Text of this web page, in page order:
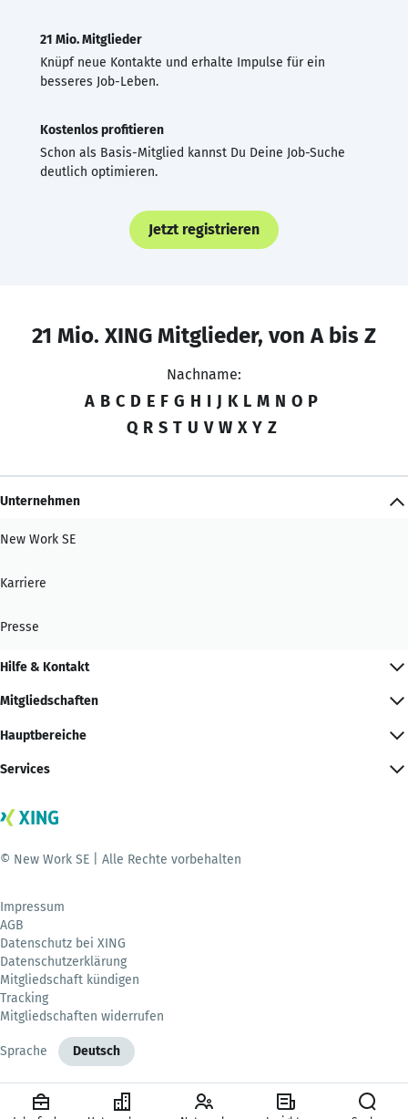
21 Mio. Mitglieder
Knüpf neue Kontakte und erhalte Impulse für ein
besseres Job-Leben.
Kostenlos profitieren
Schon als Basis-Mitglied kannst Du Deine Job-Suche
deutlich optimieren.
Jetzt registrieren
21 Mio. XING Mitglieder, von A bis Z
Nachname:
A B C D E F G H I J K L M N O P
Q R S T U V W X Y Z
Unternehmen
New Work SE
Karriere
Presse
Hilfe & Kontakt
Mitgliedschaften
Hauptbereiche
Services
© New Work SE | Alle Rechte vorbehalten
Impressum
AGB
Datenschutz bei XING
Datenschutzerklärung
Mitgliedschaft kündigen
Tracking
Mitgliedschaften widerrufen
Sprache Deutsch